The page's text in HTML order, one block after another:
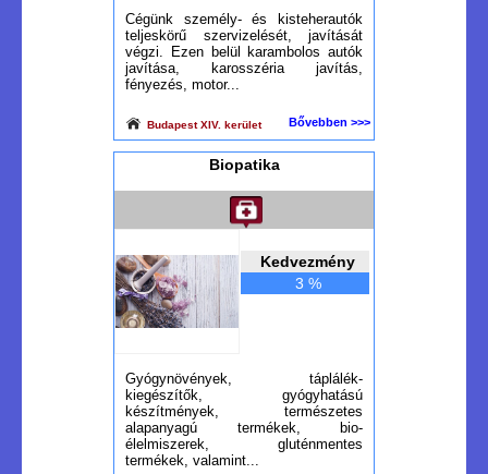
Cégünk személy- és kisteherautók
teljeskörű szervizelését, javítását
végzi. Ezen belül karambolos autók
javítása, karosszéria javítás,
fényezés, motor...
Budapest XIV. kerület Bővebben >>>
Biopatika
Kedvezmény
3 %
Gyógynövények, táplálék-
kiegészítők, gyógyhatású
készítmények, természetes
alapanyagú termékek, bio-
élelmiszerek, gluténmentes
termékek, valamint...